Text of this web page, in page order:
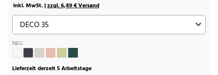
inkl. MwSt. |zzgl. 6,49 € Versand
NEU
Lieferzeit derzeit 5 Arbeitstage